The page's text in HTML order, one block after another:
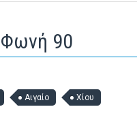
Φωνή 90
Αιγαίο Χίου